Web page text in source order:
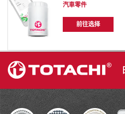
汽車零件
前往选择